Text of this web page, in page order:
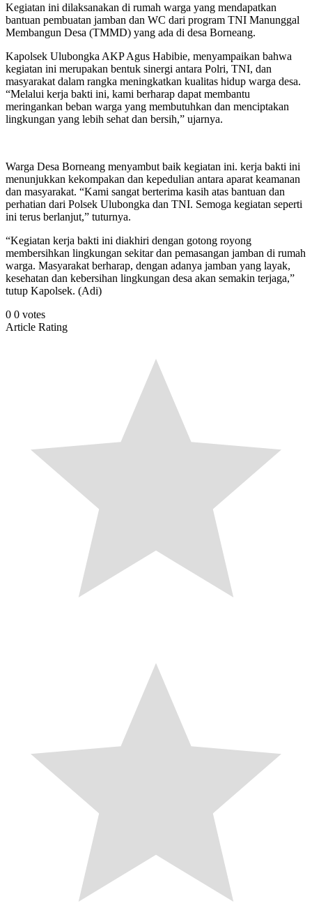
Kegiatan ini dilaksanakan di rumah warga yang mendapatkan
bantuan pembuatan jamban dan WC dari program TNI Manunggal
Membangun Desa (TMMD) yang ada di desa Borneang.
Kapolsek Ulubongka AKP Agus Habibie, menyampaikan bahwa
kegiatan ini merupakan bentuk sinergi antara Polri, TNI, dan
masyarakat dalam rangka meningkatkan kualitas hidup warga desa.
“Melalui kerja bakti ini, kami berharap dapat membantu
meringankan beban warga yang membutuhkan dan menciptakan
lingkungan yang lebih sehat dan bersih,” ujarnya.
Warga Desa Borneang menyambut baik kegiatan ini. kerja bakti ini
menunjukkan kekompakan dan kepedulian antara aparat keamanan
dan masyarakat. “Kami sangat berterima kasih atas bantuan dan
perhatian dari Polsek Ulubongka dan TNI. Semoga kegiatan seperti
ini terus berlanjut,” tuturnya.
“Kegiatan kerja bakti ini diakhiri dengan gotong royong
membersihkan lingkungan sekitar dan pemasangan jamban di rumah
warga. Masyarakat berharap, dengan adanya jamban yang layak,
kesehatan dan kebersihan lingkungan desa akan semakin terjaga,”
tutup Kapolsek. (Adi)
0 0 votes
Article Rating